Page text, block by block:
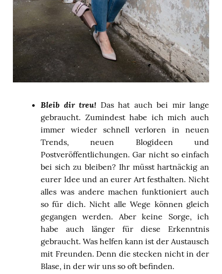
Bleib dir treu! Das hat auch bei mir lange
gebraucht. Zumindest habe ich mich auch
immer wieder schnell verloren in neuen
Trends, neuen Blogideen und
Postveröffentlichungen. Gar nicht so einfach
bei sich zu bleiben? Ihr müsst hartnäckig an
eurer Idee und an eurer Art festhalten. Nicht
alles was andere machen funktioniert auch
so für dich. Nicht alle Wege können gleich
gegangen werden. Aber keine Sorge, ich
habe auch länger für diese Erkenntnis
gebraucht. Was helfen kann ist der Austausch
mit Freunden. Denn die stecken nicht in der
Blase, in der wir uns so oft befinden.